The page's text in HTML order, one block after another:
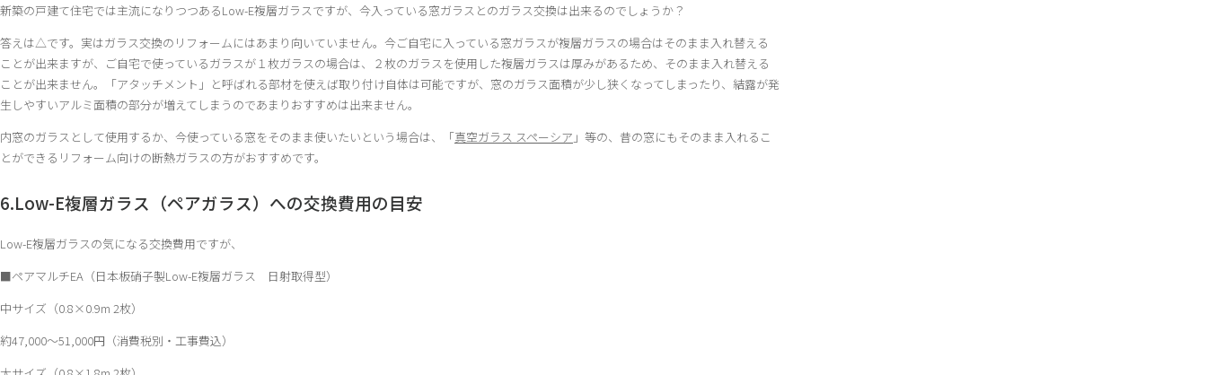
新築の戸建て住宅では主流になりつつあるLow-E複層ガラスですが、今入っている窓ガラスとのガラス交換は出来るのでしょうか？
答えは△です。実はガラス交換のリフォームにはあまり向いていません。今ご自宅に入っている窓ガラスが複層ガラスの場合はそのまま入れ替える
ことが出来ますが、ご自宅で使っているガラスが１枚ガラスの場合は、２枚のガラスを使用した複層ガラスは厚みがあるため、そのまま入れ替える
ことが出来ません。「アタッチメント」と呼ばれる部材を使えば取り付け自体は可能ですが、窓のガラス面積が少し狭くなってしまったり、結露が発
生しやすいアルミ面積の部分が増えてしまうのであまりおすすめは出来ません。
内窓のガラスとして使用するか、今使っている窓をそのまま使いたいという場合は、「真空ガラス スペーシア 」等の、昔の窓にもそのまま入れるこ
とができるリフォーム向けの断熱ガラスの方がおすすめです。
6.Low-E複層ガラス（ペアガラス）への交換費用の目安
Low-E複層ガラスの気になる交換費用ですが、
■ペアマルチEA（日本板硝子製Low-E複層ガラス 日射取得型）
中サイズ（0.8×0.9m 2枚）
約47,000～51,000円（消費税別・工事費込）